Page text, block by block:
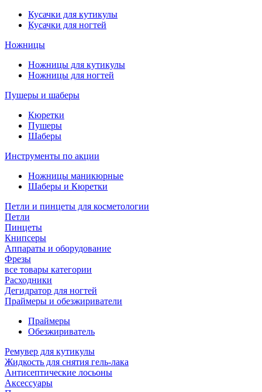
Кусачки для кутикулы
Кусачки для ногтей
Ножницы
Ножницы для кутикулы
Ножницы для ногтей
Пушеры и шаберы
Кюретки
Пушеры
Шаберы
Инструменты по акции
Ножницы маникюрные
Шаберы и Кюретки
Петли и пинцеты для косметологии
Петли
Пинцеты
Книпсеры
Аппараты и оборудование
Фрезы
все товары категории
Расходники
Дегидратор для ногтей
Праймеры и обезжириватели
Праймеры
Обезжириватель
Ремувер для кутикулы
Жидкость для снятия гель-лака
Антисептические лосьоны
Аксессуары